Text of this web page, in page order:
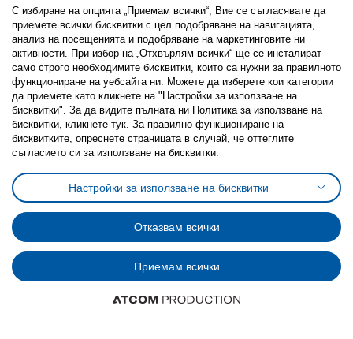
Последвайте ни:
FacebookTwitterYoutubePinterestInstagram
Политика за използване на бисквитки (Cookies)
Избор на настройки за използване на бисквитки
Условия за ползване на ikea.bg
Обща политика за личните данни
Политика за защита на личните данни на ikea.bg
Общи условия на програма IKEA Family
Политика за защита на лични данни на програма IKEA Family
С избиране на опцията „Приемам всички“, Вие се съгласявате да
приемете всички бисквитки с цел подобряване на навигацията,
анализ на посещенията и подобряване на маркетинговите ни
активности. При избор на „Отхвърлям всички“ ще се инсталират
само строго необходимитe бисквитки, които са нужни за правилното
функциониране на уебсайта ни. Можете да изберете кои категории
да приемете като кликнете на "Настройки за използване на
бисквитки". За да видите пълната ни Политика за използване на
бисквитки, кликнете тук. За правилно функциониране на
бисквитките, опреснете страницата в случай, че оттеглите
съгласието си за използване на бисквитки.
Настройки за използване на бисквитки
Отказвам всички
Приемам всички